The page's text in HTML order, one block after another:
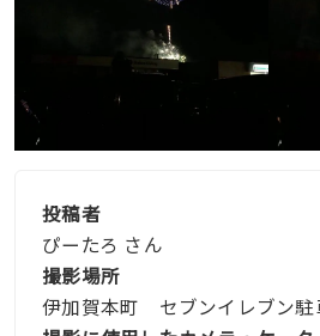
投稿者
ぴーたろ さん
撮影場所
伊加賀本町 セブンイレブン駐